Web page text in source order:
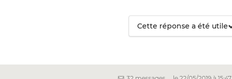
Cette réponse a été utile